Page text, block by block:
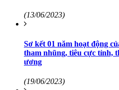
(13/06/2023)
Sơ kết 01 năm hoạt động
tham nhũng, tiêu cực tỉnh,
ương
(19/06/2023)